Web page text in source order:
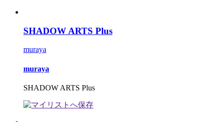
SHADOW ARTS Plus
muraya
muraya
SHADOW ARTS Plus